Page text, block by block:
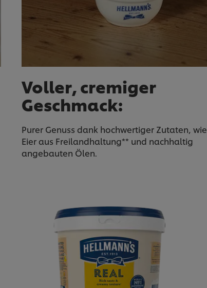
Voller, cremiger
Geschmack:
Purer Genuss dank hochwertiger Zutaten, wie
Eier aus Freilandhaltung** und nachhaltig
angebauten Ölen.